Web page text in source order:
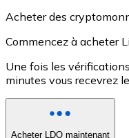
Acheter des
Commencez à acheter
Une fois les
minutes vous recevrez
Acheter LDO maintenant